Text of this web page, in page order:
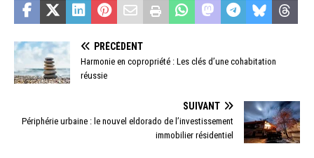
PRÉCÉDENT
Harmonie en copropriété : Les clés d’une cohabitation
réussie
SUIVANT
Périphérie urbaine : le nouvel eldorado de l’investissement
immobilier résidentiel